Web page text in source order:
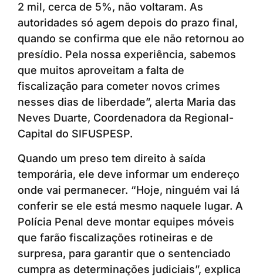
2 mil, cerca de 5%, não voltaram. As
autoridades só agem depois do prazo final,
quando se confirma que ele não retornou ao
presídio. Pela nossa experiência, sabemos
que muitos aproveitam a falta de
fiscalização para cometer novos crimes
nesses dias de liberdade”, alerta Maria das
Neves Duarte, Coordenadora da Regional-
Capital do SIFUSPESP.
Quando um preso tem direito à saída
temporária, ele deve informar um endereço
onde vai permanecer. “Hoje, ninguém vai lá
conferir se ele está mesmo naquele lugar. A
Polícia Penal deve montar equipes móveis
que farão fiscalizações rotineiras e de
surpresa, para garantir que o sentenciado
cumpra as determinações judiciais”, explica